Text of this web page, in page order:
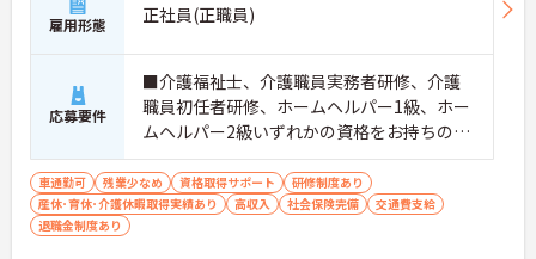
雇用形態 正社員(正職員)
応募要件
■介護福祉士、介護職員実務者研修、介護
職員初任者研修、ホームヘルパー1級、ホー
ムヘルパー2級いずれかの資格をお持ちの方
※介護施設での業務経験（1年以上）あれば
尚可 ■普通自動車運転免許（AT限定可）
車通勤可 残業少なめ 資格取得サポート
研修制度あり
産休･育休･介護休暇取得実績あり
高収入 社会保険完備
交通費支給
退職金制度あり